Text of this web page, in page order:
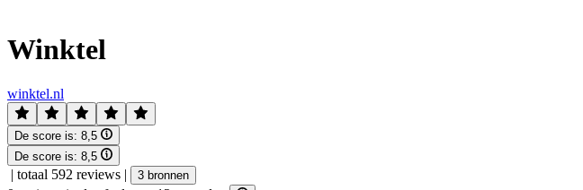
Winktel
winktel.nl
De score is: 8,5
De score is: 8,5
| totaal 592 reviews | 3 bronnen